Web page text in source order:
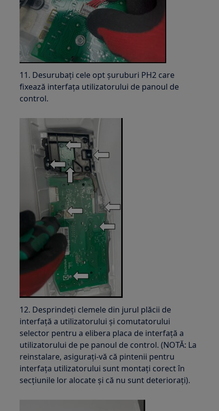
11. Desurubați cele opt șuruburi PH2 care
fixează interfața utilizatorului de panoul de
control.
12. Desprindeți clemele din jurul plăcii de
interfață a utilizatorului și comutatorului
selector pentru a elibera placa de interfață a
utilizatorului de pe panoul de control. (NOTĂ: La
reinstalare, asigurați-vă că pintenii pentru
interfața utilizatorului sunt montați corect în
secțiunile lor alocate și că nu sunt deteriorați).